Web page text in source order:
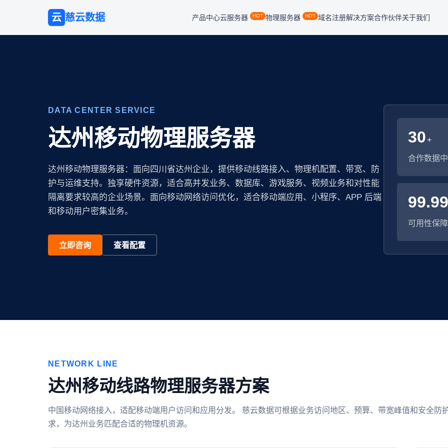
云 慈云数据 产品中心云服务器 HOT 物理服务器 HOT 域名注册解决方案合作伙伴关于我们
DATA CENTER SERVICE
达州移动物理服务器
达州移动物理服务器：面向四川省达州企业，提供移动线路接入、物理机配置、带宽、防
护与运维支持。独享硬件资源，适合高并发业务、数据库、游戏服务、视频业务和对性能
隔离要求较高的企业场景。面向移动网络访问优化，适合移动端应用、小程序、APP 后端
和移动用户密集业务。
立即咨询 查看配置
30+
合作数据
99.99
可用性保障
NETWORK LINE
达州移动线路物理服务器方案
中国移动网络接入，适配移动端用户访问和应用分发。 慈云数据可根据业务访问地区、预算、带宽峰值和安全防
求，为达州业务匹配合适的物理机资源。